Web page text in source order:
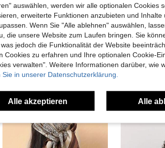
26 übrig
3,68€
Viele Stammkunden
EU Warehouse
#7 Bestseller
3,84€
auswählen, werden wir alle optionalen Cookies
erweiterte Funktionen anzubieten und Inhalte
Wenn Sie "Alle ablehnen" auswählen,
die unsere Website zum Laufen bringen. Sie
jedoch die Funktionalität der Website
Cookies zu erfahren und Ihre optionalen Cookie-
verwalten". Weitere Informationen darüber, wie
Sie in unserer Datenschutzerklärung.
Alle akzeptieren Alle